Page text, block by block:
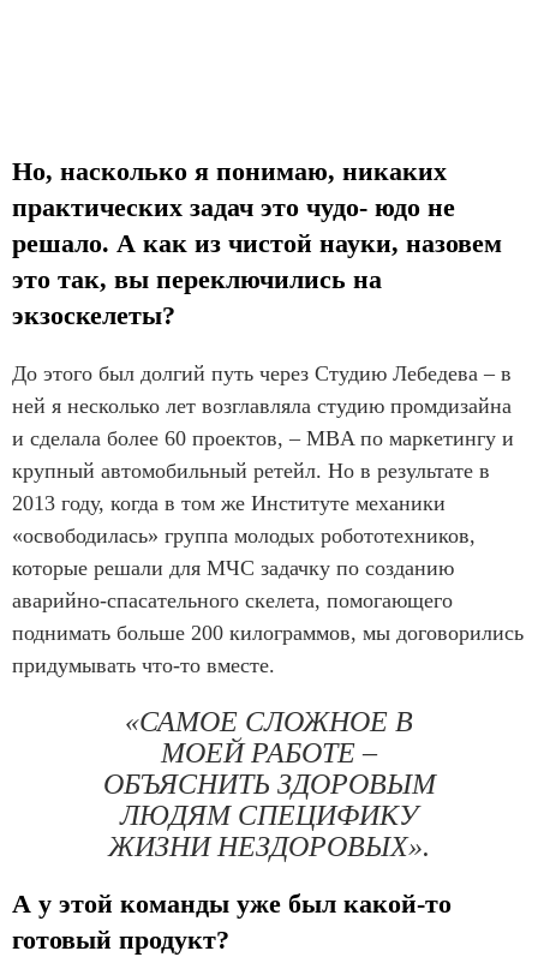
Но, насколько я понимаю, никаких
практических задач это чудо- юдо не
решало. А как из чистой науки, назовем
это так, вы переключились на
экзоскелеты?
До этого был долгий путь через Студию Лебедева – в
ней я несколько лет возглавляла студию промдизайна
и сделала более 60 проектов, – MBA по маркетингу и
крупный автомобильный ретейл. Но в результате в
2013 году, когда в том же Институте механики
«освободилась» группа молодых робототехников,
которые решали для МЧС задачку по созданию
аварийно-спасательного скелета, помогающего
поднимать больше 200 килограммов, мы договорились
придумывать что-то вместе.
«САМОЕ СЛОЖНОЕ В
МОЕЙ РАБОТЕ –
ОБЪЯСНИТЬ ЗДОРОВЫМ
ЛЮДЯМ СПЕЦИФИКУ
ЖИЗНИ НЕЗДОРОВЫХ».
А у этой команды уже был какой-то
готовый продукт?